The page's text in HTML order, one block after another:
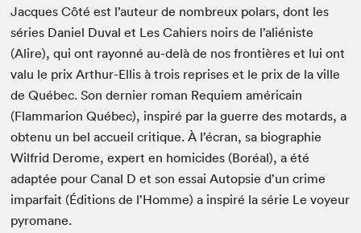
Jacques Côté est l’auteur de nombreux polars, dont les
séries Daniel Duval et Les Cahiers noirs de l’aliéniste
(Alire), qui ont rayonné au-delà de nos frontières et lui ont
valu le prix Arthur-Ellis à trois reprises et le prix de la ville
de Québec. Son dernier roman Requiem américain
(Flammarion Québec), inspiré par la guerre des motards, a
obtenu un bel accueil critique. À l’écran, sa biographie
Wilfrid Derome, expert en homicides (Boréal), a été
adaptée pour Canal D et son essai Autopsie d’un crime
imparfait (Éditions de l’Homme) a inspiré la série Le voyeur
pyromane.